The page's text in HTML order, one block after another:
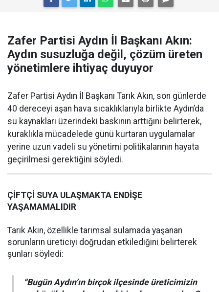
Zafer Partisi Aydın İl Başkanı Akın:
Aydın susuzluğa değil, çözüm üreten
yönetimlere ihtiyaç duyuyor
Zafer Partisi Aydın İl Başkanı Tarık Akın, son günlerde
40 dereceyi aşan hava sıcaklıklarıyla birlikte Aydın’da
su kaynakları üzerindeki baskının arttığını belirterek,
kuraklıkla mücadelede günü kurtaran uygulamalar
yerine uzun vadeli su yönetimi politikalarının hayata
geçirilmesi gerektiğini söyledi.
ÇİFTÇİ SUYA ULAŞMAKTA ENDİŞE
YAŞAMAMALIDIR
Tarık Akın, özellikle tarımsal sulamada yaşanan
sorunların üreticiyi doğrudan etkilediğini belirterek
şunları söyledi:
“Bugün Aydın’ın birçok ilçesinde üreticimizin